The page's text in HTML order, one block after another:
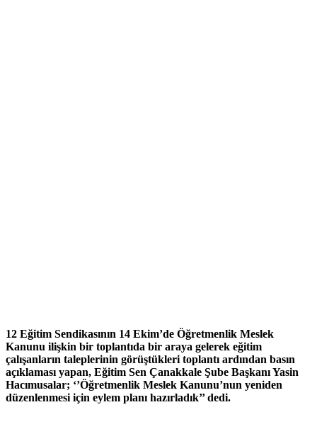
12 Eğitim Sendikasının 14 Ekim’de Öğretmenlik Meslek
Kanunu ilişkin bir toplantıda bir araya gelerek eğitim
çalışanların taleplerinin görüştükleri toplantı ardından basın
açıklaması yapan, Eğitim Sen Çanakkale Şube Başkanı Yasin
Hacımusalar; ‘’Öğretmenlik Meslek Kanunu’nun yeniden
düzenlenmesi için eylem planı hazırladık’’ dedi.